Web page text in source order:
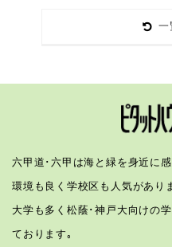
一
六甲道･六甲は海と緑を身近に
環境も良く学校区も人気があり
大学も多く松蔭･神戸大向けの
ております｡